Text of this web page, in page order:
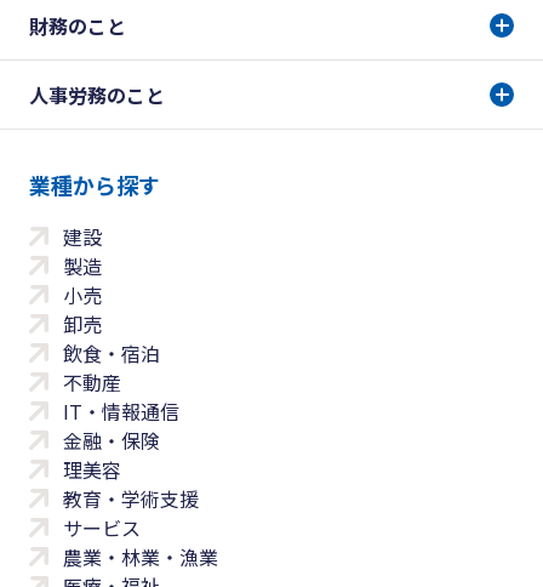
財務のこと
人事労務のこと
業種から探す
建設
製造
小売
卸売
飲食・宿泊
不動産
IT・情報通信
金融・保険
理美容
教育・学術支援
サービス
農業・林業・漁業